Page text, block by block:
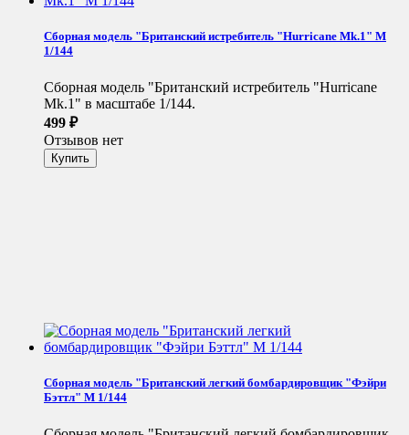
Сборная модель "Британский истребитель "Hurricane Мk.1" М
1/144
Сборная модель "Британский истребитель "Hurricane
Мk.1" в масштабе 1/144.
499 ₽
Отзывов нет
Сборная модель "Британский легкий бомбардировщик "Фэйри
Бэттл" М 1/144